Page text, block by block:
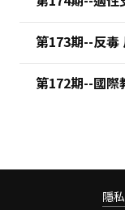
第173期--反毒
第172期--國際
隱